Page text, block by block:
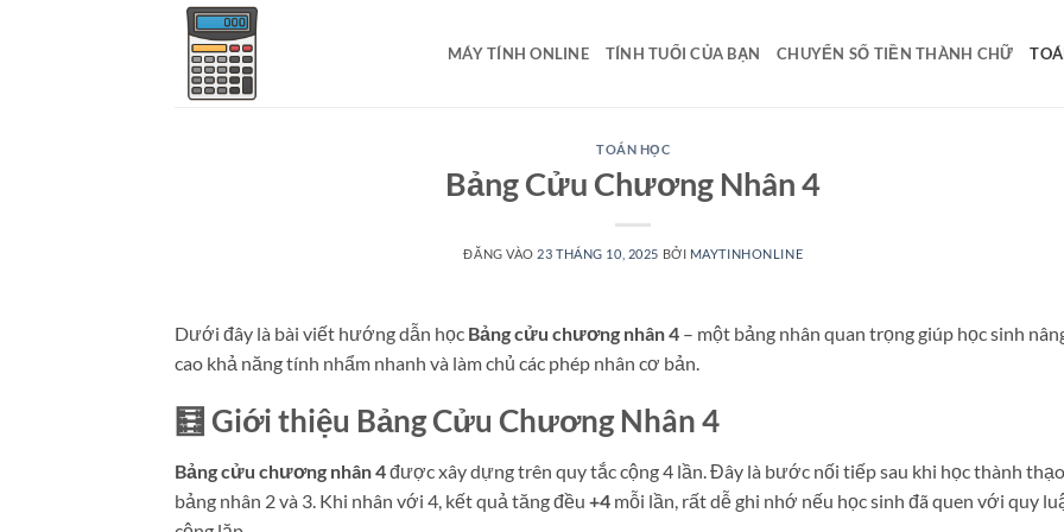
MÁY TÍNH ONLINE TÍNH TUỔI CỦA BẠN CHUYỂN SỐ TIỀN THÀNH CHỮ
TOÁN HỌC
Bảng Cửu Chương Nhân 4
ĐĂNG VÀO 23 THÁNG 10, 2025 BỞI MAYTINHONLINE
Dưới đây là bài viết hướng dẫn học Bảng cửu chương nhân 4 – một bảng nhân quan trọng giúp học sinh
cao khả năng tính nhẩm nhanh và làm chủ các phép nhân cơ bản.
🧮 Giới thiệu Bảng Cửu Chương Nhân 4
Bảng cửu chương nhân 4được xây dựng trên quy tắc cộng 4 lần. Đây là bước nối tiếp sau khi học thành thạo
bảng nhân 2 và 3. Khi nhân với 4, kết quả tăng đều +4 mỗi lần, rất dễ ghi nhớ nếu học sinh đã quen với quy